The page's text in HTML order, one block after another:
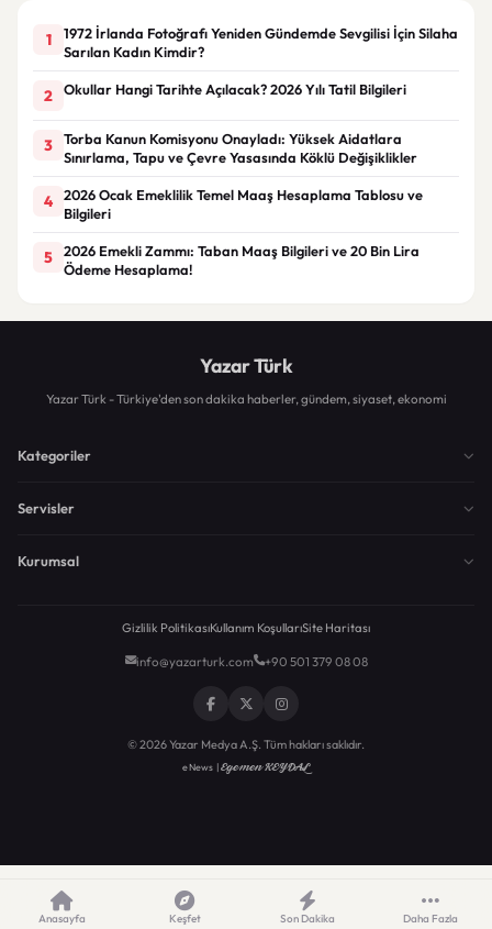
1
1972 İrlanda Fotoğrafı Yeniden Gündemde Sevgilisi İçin Silaha
Sarılan Kadın Kimdir?
2 Okullar Hangi Tarihte Açılacak? 2026 Yılı Tatil Bilgileri
3
Torba Kanun Komisyonu Onayladı: Yüksek Aidatlara
Sınırlama, Tapu ve Çevre Yasasında Köklü Değişiklikler
4
2026 Ocak Emeklilik Temel Maaş Hesaplama Tablosu ve
Bilgileri
5
2026 Emekli Zammı: Taban Maaş Bilgileri ve 20 Bin Lira
Ödeme Hesaplama!
Yazar Türk
Yazar Türk - Türkiye'den son dakika haberler, gündem, siyaset, ekonomi
Kategoriler
Servisler
Kurumsal
Gizlilik PolitikasıKullanım KoşullarıSite Haritası
info@yazarturk.com +90 501 379 08 08
© 2026 Yazar Medya A.Ş. Tüm hakları saklıdır.
eNews |Egemen KEYDAL
Anasayfa Keşfet Son Dakika Daha Fazla